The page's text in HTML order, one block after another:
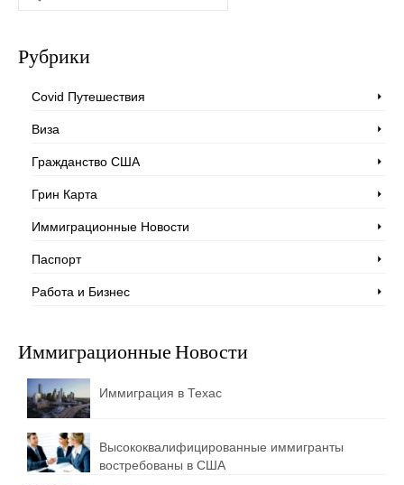
Рубрики
Covid Путешествия
Виза
Гражданство США
Грин Карта
Иммиграционные Новости
Паспорт
Работа и Бизнес
Иммиграционные Новости
Иммиграция в Техас
Высококвалифицированные иммигранты
востребованы в США